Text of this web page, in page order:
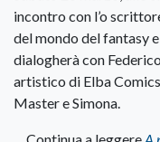
incontro con l’o
del mondo del fantasy
dialogherà con
artistico di Elba
Master e Simona.